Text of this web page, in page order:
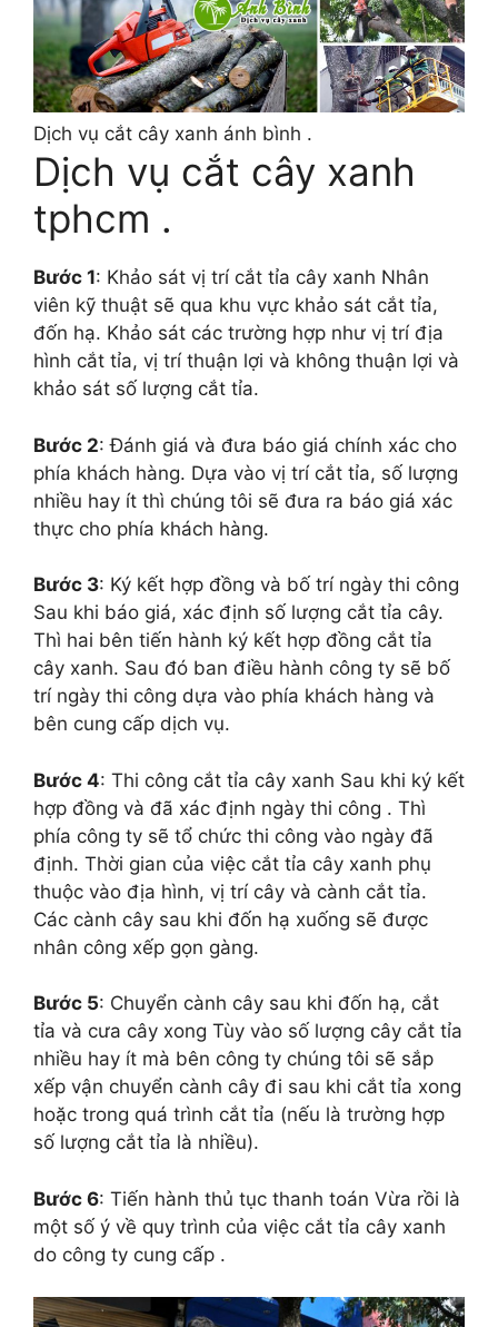
Dịch vụ cắt cây xanh ánh bình .
Dịch vụ cắt cây xanh
tphcm .
Bước 1: Khảo sát vị trí cắt tỉa cây xanh Nhân
viên kỹ thuật sẽ qua khu vực khảo sát cắt tỉa,
đốn hạ. Khảo sát các trường hợp như vị trí địa
hình cắt tỉa, vị trí thuận lợi và không thuận lợi và
khảo sát số lượng cắt tỉa.
Bước 2: Đánh giá và đưa báo giá chính xác cho
phía khách hàng. Dựa vào vị trí cắt tỉa, số lượng
nhiều hay ít thì chúng tôi sẽ đưa ra báo giá xác
thực cho phía khách hàng.
Bước 3: Ký kết hợp đồng và bố trí ngày thi công
Sau khi báo giá, xác định số lượng cắt tỉa cây.
Thì hai bên tiến hành ký kết hợp đồng cắt tỉa
cây xanh. Sau đó ban điều hành công ty sẽ bố
trí ngày thi công dựa vào phía khách hàng và
bên cung cấp dịch vụ.
Bước 4: Thi công cắt tỉa cây xanh Sau khi ký kết
hợp đồng và đã xác định ngày thi công . Thì
phía công ty sẽ tổ chức thi công vào ngày đã
định. Thời gian của việc cắt tỉa cây xanh phụ
thuộc vào địa hình, vị trí cây và cành cắt tỉa.
Các cành cây sau khi đốn hạ xuống sẽ được
nhân công xếp gọn gàng.
Bước 5: Chuyển cành cây sau khi đốn hạ, cắt
tỉa và cưa cây xong Tùy vào số lượng cây cắt tỉa
nhiều hay ít mà bên công ty chúng tôi sẽ sắp
xếp vận chuyển cành cây đi sau khi cắt tỉa xong
hoặc trong quá trình cắt tỉa (nếu là trường hợp
số lượng cắt tỉa là nhiều).
Bước 6: Tiến hành thủ tục thanh toán Vừa rồi là
một số ý về quy trình của việc cắt tỉa cây xanh
do công ty cung cấp .